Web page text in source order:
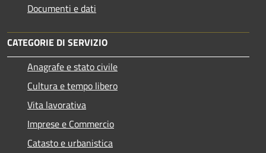
Documenti e dati
CATEGORIE DI SERVIZIO
Anagrafe e stato civile
Cultura e tempo libero
Vita lavorativa
Imprese e Commercio
Catasto e urbanistica